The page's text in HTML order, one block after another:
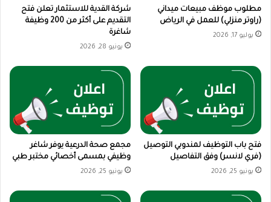
مطلوب موظف مبيعات ميداني
(راوتر منزلي) للعمل في الرياض
يوليو 17, 2026
شركة القدية للاستثمار تعلن فتح
التقديم على أكثر من 200 وظيفة
شاغرة
يونيو 28, 2026
فتح باب التوظيف لمندوبي التوصيل
(فري لانسر) وفق التفاصيل
يونيو 25, 2026
مجمع صحة الدرعية يوفر شاغر
وظيفي بمسمى أخصائي مختبر طبي
يونيو 25, 2026